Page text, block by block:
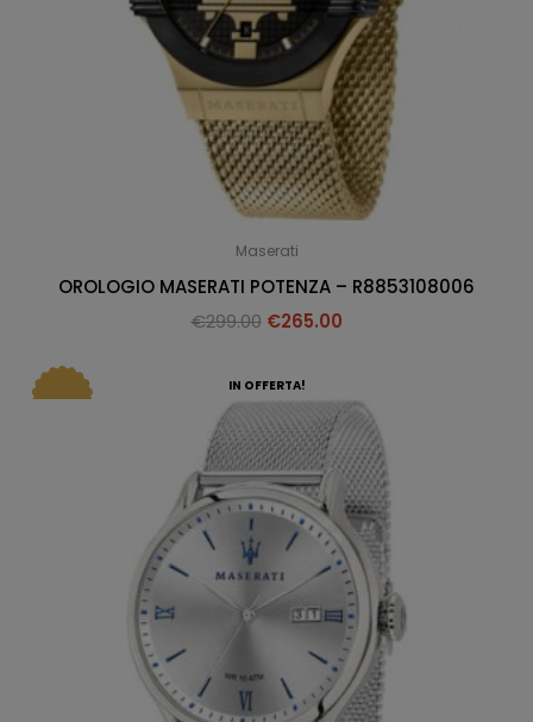
Maserati
OROLOGIO MASERATI POTENZA – R8853108006
€299.00 €265.00
IN OFFERTA!